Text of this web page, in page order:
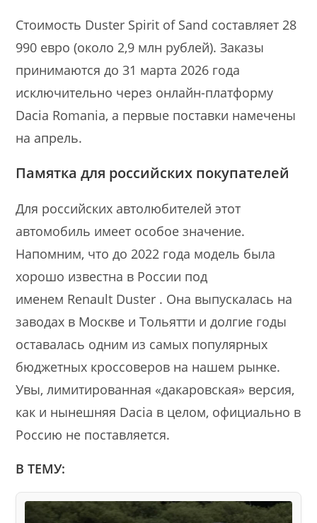
Стоимость Duster Spirit of Sand составляет 28
990 евро (около 2,9 млн рублей). Заказы
принимаются до 31 марта 2026 года
исключительно через онлайн-платформу
Dacia Romania, а первые поставки намечены
на апрель.
Памятка для российских покупателей
Для российских автолюбителей этот
автомобиль имеет особое значение.
Напомним, что до 2022 года модель была
хорошо известна в России под
именем Renault Duster . Она выпускалась на
заводах в Москве и Тольятти и долгие годы
оставалась одним из самых популярных
бюджетных кроссоверов на нашем рынке.
Увы, лимитированная «дакаровская» версия,
как и нынешняя Dacia в целом, официально в
Россию не поставляется.
В ТЕМУ: